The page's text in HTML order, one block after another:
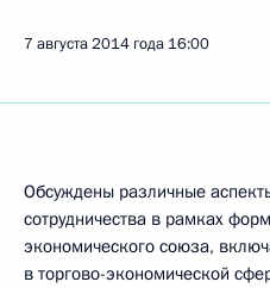
7 августа 2014 года 16:00
Обсуждены различные
сотрудничества в рамках
экономического союза,
в торгово-экономической